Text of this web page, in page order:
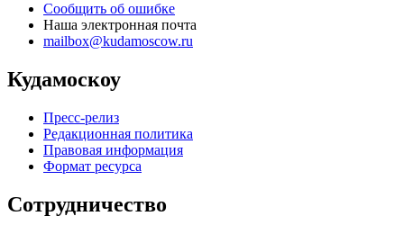
Сообщить об ошибке
Наша электронная почта
mailbox@kudamoscow.ru
Кудамоскоу
Пресс-релиз
Редакционная политика
Правовая информация
Формат ресурса
Сотрудничество